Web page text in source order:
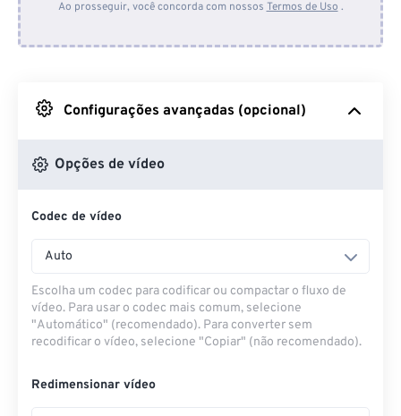
Do Google Drive
Do OneDrive
Ao prosseguir, você concorda com nossos Termos de Uso .
Configurações avançadas (opcional)
Opções de vídeo
Codec de vídeo
Auto
Escolha um codec para codificar ou compactar o fluxo de
vídeo. Para usar o codec mais comum, selecione
"Automático" (recomendado). Para converter sem
recodificar o vídeo, selecione "Copiar" (não recomendado).
Redimensionar vídeo